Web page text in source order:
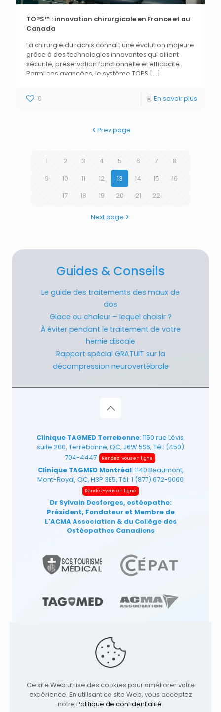
TOPS™ : innovation chirurgicale en France et au
Canada
La chirurgie du rachis connaît une évolution majeure
grâce à des technologies innovantes qui allient
sécurité, préservation fonctionnelle et efficacité.
Parmi ces avancées, le système TOPS […]
0 En savoir plus
Prev page
1 2 3 4 5 6 7
8
9
10 11 12 13 14 15
16
17
18 19 20 21 22
Next page
Guides & Conseils
Le guide des traitements des maux de
dos
Glace ou chaleur – lequel choisir ?
À éviter pendant le traitement de votre
hernie discale
Rapport spécial GRATUIT sur la
décompression neurovertébrale
Clinique TAGMED Terrebonne: 1150 rue Lévis,
suite 200, Terrebonne, QC, J6W 5S6, Tél: (450)
704-4447
Rendez-vous en ligne
Clinique TAGMED Montréal: 1140 Beaumont,
Mont-Royal, QC, H3P 3E5, Tél: 1 (877) 672-9060
Rendez-vous en ligne
Dr Sylvain Desforges, ostéopathe:
Président, Fondateur et Membre de
L'ACMA Association & du Collège des
Ostéopathes Canadiens
d'Ostéopathie & Ostéopathe à: | Terrebonne |
Montréal | . Tous droits réservés.Où nous
trouver
Ce site Web utilise des cookies pour améliorer votre
expérience. En utilisant ce site Web, vous acceptez
notre Politique de confidentialité.